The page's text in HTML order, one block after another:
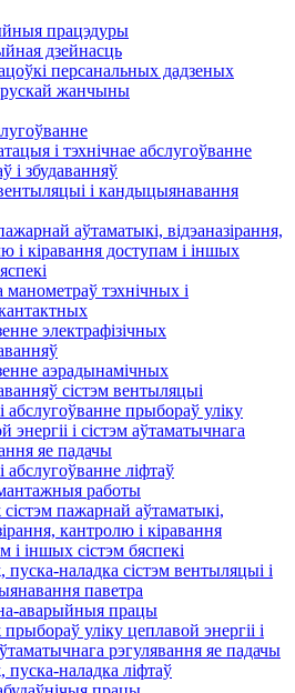
працэдуры
дзейнасць
персанальных дадзеных
жанчыны
і тэхнічнае абслугоўванне
і збудаванняў
і кандыцыянавання
аўтаматыкі, відэаназірання,
і кіравання доступам і іншых
манометраў тэхнічных і
электрафізічных
аэрадынамічных
сістэм вентыляцыі
абслугоўванне прыбораў уліку
энергіі і сістэм аўтаматычнага
яе падачы
абслугоўванне ліфтаў
работы
пажарнай аўтаматыкі,
кантролю і кіравання
і іншых сістэм бяспекі
наладка сістэм вентыляцыі і
паветра
аварыйныя працы
уліку цеплавой энергіі і
рэгулявання яе падачы
наладка ліфтаў